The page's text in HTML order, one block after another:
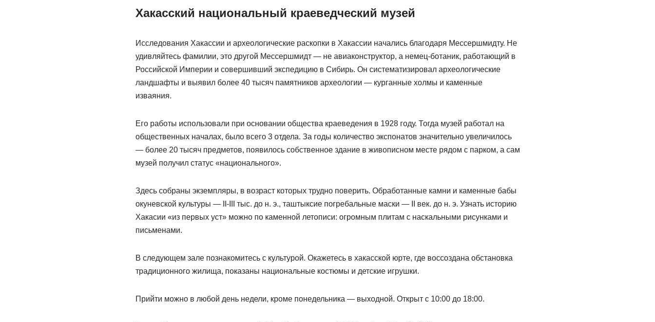
Хакасский национальный краеведческий музей
Исследования Хакассии и археологические раскопки в Хакассии начались благодаря Мессершмидту. Не
удивляйтесь фамилии, это другой Мессершмидт — не авиаконструктор, а немец-ботаник, работающий в
Российской Империи и совершивший экспедицию в Сибирь. Он систематизировал археологические
ландшафты и выявил более 40 тысяч памятников археологии — курганные холмы и каменные
изваяния.
Его работы использовали при основании общества краеведения в 1928 году. Тогда музей работал на
общественных началах, было всего 3 отдела. За годы количество экспонатов значительно увеличилось
— более 20 тысяч предметов, появилось собственное здание в живописном месте рядом с парком, а сам
музей получил статус «национального».
Здесь собраны экземпляры, в возраст которых трудно поверить. Обработанные камни и каменные бабы
окуневской культуры — II-III тыс. до н. э., таштыксие погребальные маски — II век. до н. э. Узнать историю
Хакасии «из первых уст» можно по каменной летописи: огромным плитам с наскальными рисунками и
письменами.
В следующем зале познакомитесь с культурой. Окажетесь в хакасской юрте, где воссоздана обстановка
традиционного жилища, показаны национальные костюмы и детские игрушки.
Прийти можно в любой день недели, кроме понедельника — выходной. Открыт с 10:00 до 18:00.